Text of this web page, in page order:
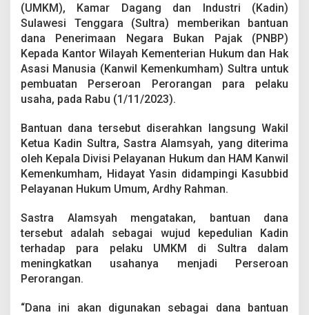
b
u
a
t
a
n
P
N
B
P
e
r
r
a
g
a
(UMKM), Kamar Dagang dan Industri (Kadin)
Sulawesi Tenggara (Sultra) memberikan bantuan
dana Penerimaan Negara Bukan Pajak (PNBP)
Kepada Kantor Wilayah Kementerian Hukum dan Hak
Asasi Manusia (Kanwil Kemenkumham) Sultra untuk
pembuatan Perseroan Perorangan para pelaku
usaha, pada Rabu (1/11/2023).
Bantuan dana tersebut diserahkan langsung Wakil
Ketua Kadin Sultra, Sastra Alamsyah, yang diterima
oleh Kepala Divisi Pelayanan Hukum dan HAM Kanwil
Kemenkumham, Hidayat Yasin didampingi Kasubbid
Pelayanan Hukum Umum, Ardhy Rahman.
Sastra Alamsyah mengatakan, bantuan dana
tersebut adalah sebagai wujud kepedulian Kadin
terhadap para pelaku UMKM di Sultra dalam
meningkatkan usahanya menjadi Perseroan
Perorangan.
“Dana ini akan digunakan sebagai dana bantuan